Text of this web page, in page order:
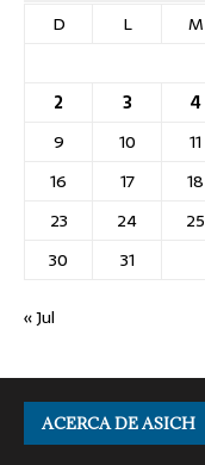
D
L M
2
3 4
9
10 11
16
17 18
23
24 25
30
31
« Jul
ACERCA DE ASICH